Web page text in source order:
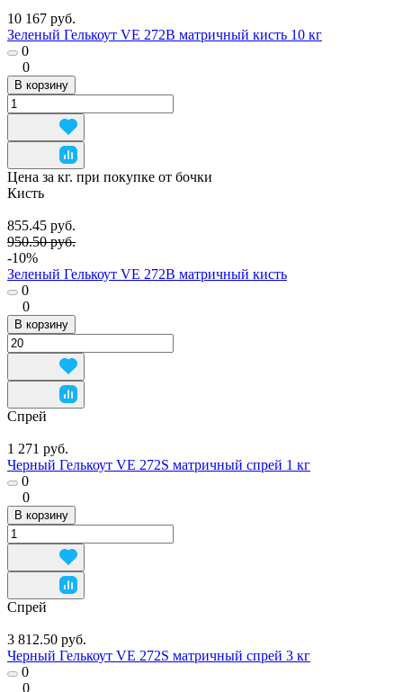
10 167 руб.
Зеленый Гелькоут VE 272B матричный кисть 10 кг
0
0
В корзину
Цена за кг. при покупке от бочки
Кисть
855.45 руб.
950.50 руб.
-10%
Зеленый Гелькоут VE 272B матричный кисть
0
0
В корзину
Спрей
1 271 руб.
Черный Гелькоут VE 272S матричный спрей 1 кг
0
0
В корзину
Спрей
3 812.50 руб.
Черный Гелькоут VE 272S матричный спрей 3 кг
0
0